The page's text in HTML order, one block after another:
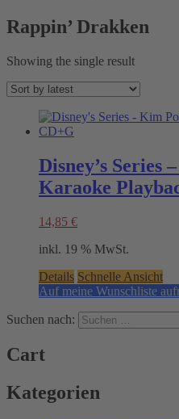
Rappin’ Drakken
Showing the single result
Disney’s Series
Karaoke
14,85 €
inkl. 19 % MwSt.
Details Schnelle Ansicht
Auf meine Wunschliste
Suchen nach:
Cart
Kategorien